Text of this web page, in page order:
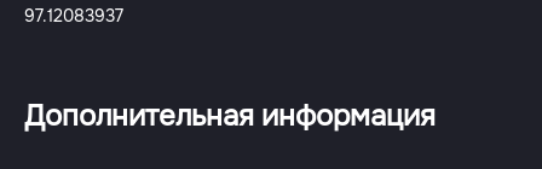
97.12083937
Дополнительная информация